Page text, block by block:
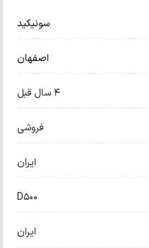
سونیکید
اصفهان
4 سال قبل
فروشی
ایران
D500
ایران